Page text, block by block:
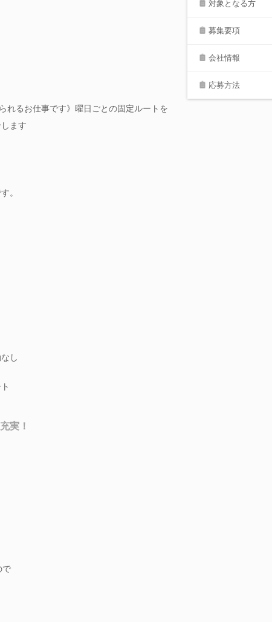
れるお仕事です》曜日ごとの固定ルートを
ます
。
し
実！
で
対象となる方
募集要項
会社情報
応募方法